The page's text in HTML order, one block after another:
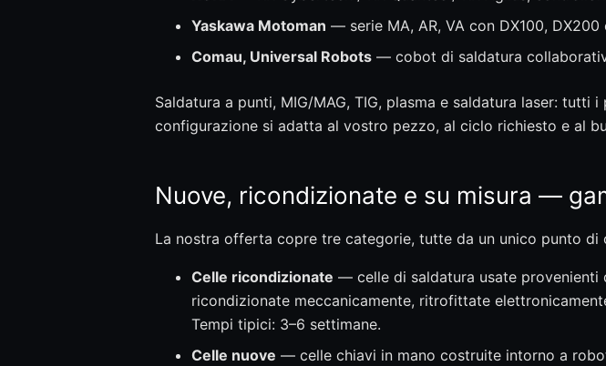
Yaskawa Motoman — serie MA, AR, VA con DX100, DX200
Comau, Universal Robots — cobot di saldatura
Saldatura a punti, MIG/MAG, TIG, plasma e saldatura laser:
configurazione si adatta al vostro pezzo, al ciclo richiesto e al
Nuove, ricondizionate e su misura —
La nostra offerta copre tre categorie, tutte da un unico punto di
Celle ricondizionate — celle di saldatura usate provenienti
ricondizionate meccanicamente, ritrofittate
Tempi tipici: 3–6 settimane.
Celle nuove — celle chiavi in mano costruite intorno a